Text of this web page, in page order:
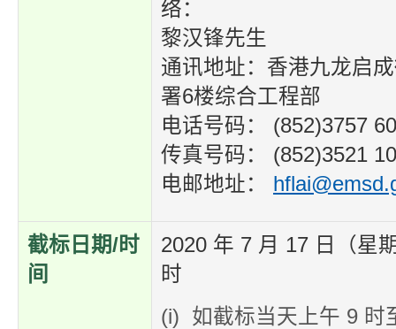
络：
黎汉锋先生
通讯地址：香港九龙启
署6楼综合工程部
电话号码： (852)3757
传真号码： (852)3521
电邮地址：
截标日期/时
间
2020 年 7 月 17 日（星
时
如截标当天上午 9 时